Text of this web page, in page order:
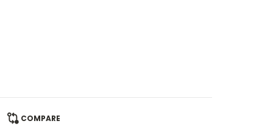
COMPARE